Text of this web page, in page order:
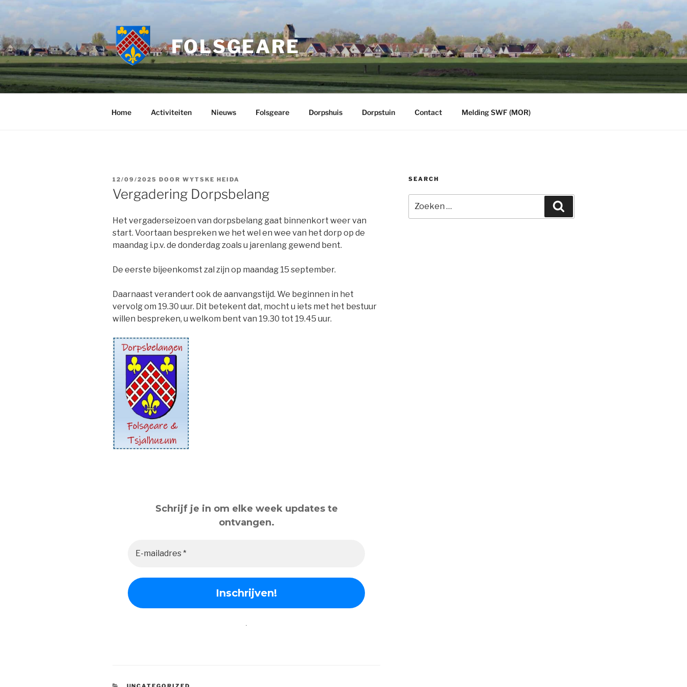
inhoud
FOLSGEARE
Home Activiteiten Nieuws Folsgeare Dorpshuis Dorpstuin Contact Melding SWF (MOR)
GEPLAATST
OP
12/09/2025 DOOR WYTSKE HEIDA
Vergadering Dorpsbelang
Het vergaderseizoen van dorpsbelang gaat binnenkort weer van
start. Voortaan bespreken we het wel en wee van het dorp op de
maandag i.p.v. de donderdag zoals u jarenlang gewend bent.
De eerste bijeenkomst zal zijn op maandag 15 september.
Daarnaast verandert ook de aanvangstijd. We beginnen in het
vervolg om 19.30 uur. Dit betekent dat, mocht u iets met het bestuur
willen bespreken, u welkom bent van 19.30 tot 19.45 uur.
Schrijf je in om elke week updates te
ontvangen.
.
SEARCH
naar: